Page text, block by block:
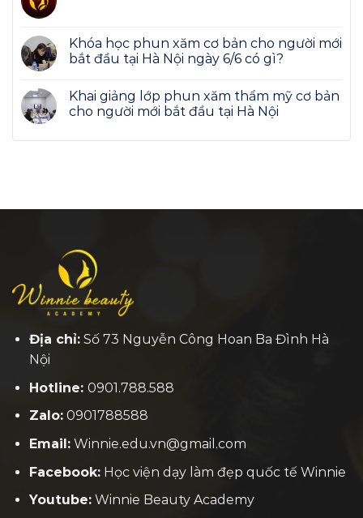
Khóa học phun xăm cơ bản cho người mới
bắt đầu tại Hà Nội ngày 6/6 có gì?
Khai giảng lớp phun xăm thẩm mỹ cơ bản
cho người mới bắt đầu tại Hà Nội
Địa chỉ:Số 73 Nguyễn Công Hoan Ba Đình Hà
Nội
Hotline: 0901.788.588
Zalo:0901788588
Email:Winnie.edu.vn@gmail.com
Facebook:Học viện dạy làm đẹp quốc tế Winnie
Youtube:Winnie Beauty Academy